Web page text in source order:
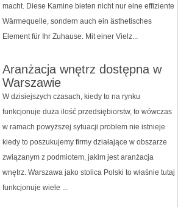
macht. Diese Kamine bieten nicht nur eine effiziente
Wärmequelle, sondern auch ein ästhetisches
Element für Ihr Zuhause. Mit einer Vielz...
Aranżacja wnętrz dostępna w
Warszawie
W dzisiejszych czasach, kiedy to na rynku
funkcjonuje duża ilość przedsiębiorstw, to wówczas
w ramach powyższej sytuacji problem nie istnieje
kiedy to poszukujemy firmy działające w obszarze
związanym z podmiotem, jakim jest aranżacja
wnętrz. Warszawa jako stolica Polski to właśnie tutaj
funkcjonuje wiele ...